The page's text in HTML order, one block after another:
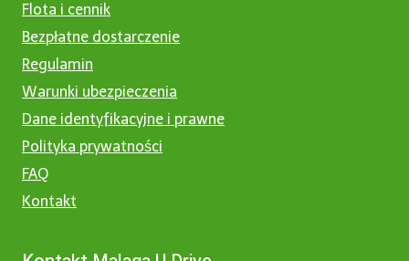
Flota i cennik
Bezpłatne dostarczenie
Regulamin
Warunki ubezpieczenia
Dane identyfikacyjne i prawne
Polityka prywatności
FAQ
Kontakt